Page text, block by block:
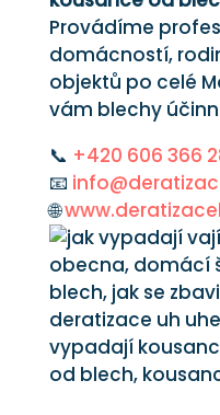
Provádíme
domácností,
objektů po celé
vám blechy
📞 +420 606 366
📧
🌐